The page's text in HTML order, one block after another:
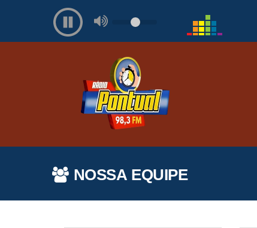
NOSSA EQUIPE